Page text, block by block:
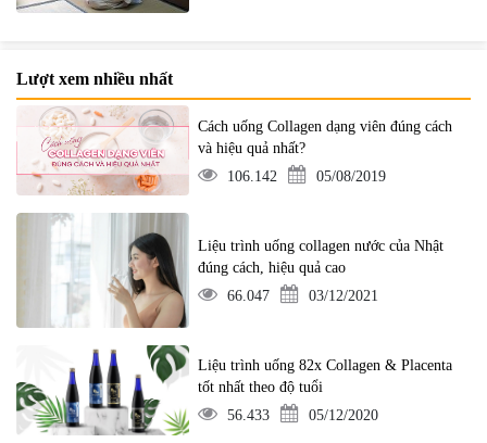
Lượt xem nhiều nhất
Cách uống Collagen dạng viên đúng cách
và hiệu quả nhất?
106.142
05/08/2019
Liệu trình uống collagen nước của Nhật
đúng cách, hiệu quả cao
66.047
03/12/2021
Liệu trình uống 82x Collagen & Placenta
tốt nhất theo độ tuổi
56.433
05/12/2020